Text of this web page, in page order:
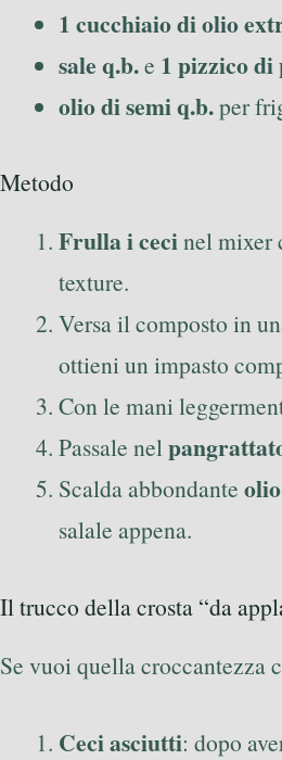
1 cucchiaio di olio
sale q.b.e 1 pizzico di
olio di semi q.b.per
Metodo
Frulla i cecinel mixer
texture.
Versa il composto in
ottieni un impasto
Con le mani
Passale nel
Scalda abbondante
salale appena.
Il trucco della crosta “da
Se vuoi quella croccantezza
Ceci asciutti: dopo